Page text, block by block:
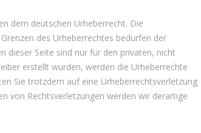
dem deutschen Urheberrecht. Die
des Urheberrechtes bedürfen der
dieser Seite sind nur für den privaten, nicht
erstellt wurden, werden die Urheberrechte
Sie trotzdem auf eine Urheberrechtsverletzung
von Rechtsverletzungen werden wir derartige